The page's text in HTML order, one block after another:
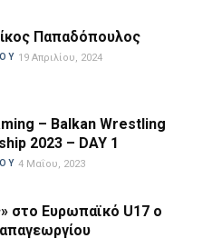
Παπαδόπουλος
19 Απριλίου, 2024
– Balkan Wrestling
2023 – DAY 1
4 Μαΐου, 2023
στο Ευρωπαϊκό U17 ο